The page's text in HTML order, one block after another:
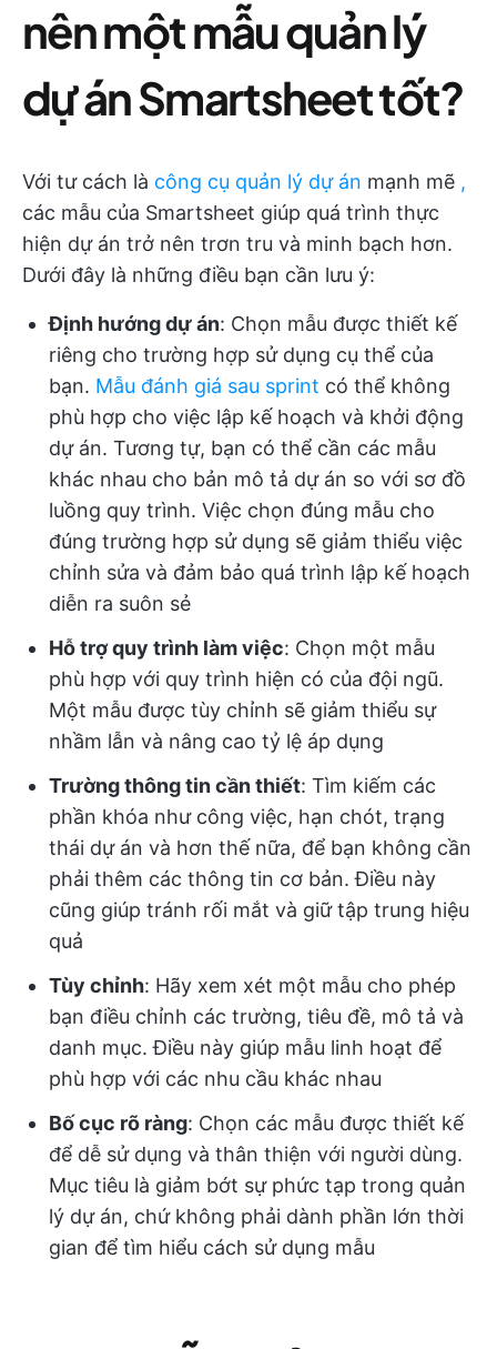
nên một mẫu quản lý
dự án Smartsheet tốt?
Với tư cách là công cụ quản lý dự án mạnh mẽ ,
các mẫu của Smartsheet giúp quá trình thực
hiện dự án trở nên trơn tru và minh bạch hơn.
Dưới đây là những điều bạn cần lưu ý:
Định hướng dự án: Chọn mẫu được thiết kế
riêng cho trường hợp sử dụng cụ thể của
bạn. Mẫu đánh giá sau sprint có thể không
phù hợp cho việc lập kế hoạch và khởi động
dự án. Tương tự, bạn có thể cần các mẫu
khác nhau cho bản mô tả dự án so với sơ đồ
luồng quy trình. Việc chọn đúng mẫu cho
đúng trường hợp sử dụng sẽ giảm thiểu việc
chỉnh sửa và đảm bảo quá trình lập kế hoạch
diễn ra suôn sẻ
Hỗ trợ quy trình làm việc: Chọn một mẫu
phù hợp với quy trình hiện có của đội ngũ.
Một mẫu được tùy chỉnh sẽ giảm thiểu sự
nhầm lẫn và nâng cao tỷ lệ áp dụng
Trường thông tin cần thiết: Tìm kiếm các
phần khóa như công việc, hạn chót, trạng
thái dự án và hơn thế nữa, để bạn không cần
phải thêm các thông tin cơ bản. Điều này
cũng giúp tránh rối mắt và giữ tập trung hiệu
quả
Tùy chỉnh: Hãy xem xét một mẫu cho phép
bạn điều chỉnh các trường, tiêu đề, mô tả và
danh mục. Điều này giúp mẫu linh hoạt để
phù hợp với các nhu cầu khác nhau
Bố cục rõ ràng: Chọn các mẫu được thiết kế
để dễ sử dụng và thân thiện với người dùng.
Mục tiêu là giảm bớt sự phức tạp trong quản
lý dự án, chứ không phải dành phần lớn thời
gian để tìm hiểu cách sử dụng mẫu